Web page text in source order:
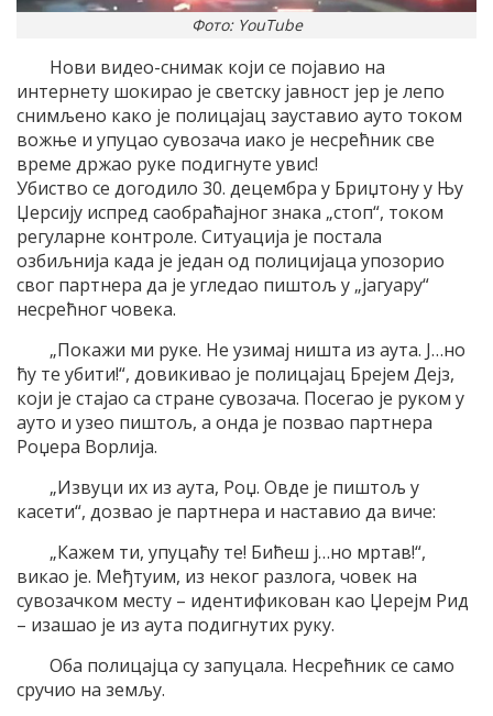
Фото: YouTube
Нови видео-снимак који се појавио на
интернету шокирао је светску јавност јер је лепо
снимљено како је полицајац зауставио ауто током
вожње и упуцао сувозача иако је несрећник све
време држао руке подигнуте увис!
Убиство се догодило 30. децембра у Бриџтону у Њу
Џерсију испред саобраћајног знака „стоп“, током
регуларне контроле. Ситуација је постала
озбиљнија када је један од полицијаца упозорио
свог партнера да је угледао пиштољ у „јагуару“
несрећног човека.
„Покажи ми руке. Не узимај ништа из аута. Ј…но
ћу те убити!“, довикивао је полицајац Брејем Дејз,
који је стајао са стране сувозача. Посегао је руком у
ауто и узео пиштољ, а онда је позвао партнера
Роџера Ворлија.
„Извуци их из аута, Роџ. Овде је пиштољ у
касети“, дозвао је партнера и наставио да виче:
„Кажем ти, упуцаћу те! Бићеш ј…но мртав!“,
викао је. Међтуим, из неког разлога, човек на
сувозачком месту – идентификован као Џерејм Рид
– изашао је из аута подигнутих руку.
Оба полицајца су запуцала. Несрећник се само
сручио на земљу.